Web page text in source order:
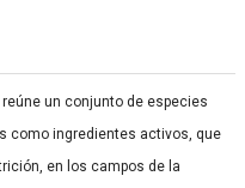
un conjunto de especies
como ingredientes activos, que
en los campos de la